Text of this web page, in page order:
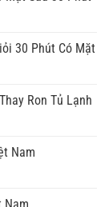
30 Phút Có Mặt
Ron Tủ Lạnh
Nam